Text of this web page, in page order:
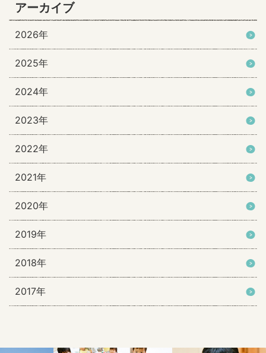
アーカイブ
2026年
2025年
2024年
2023年
2022年
2021年
2020年
2019年
2018年
2017年